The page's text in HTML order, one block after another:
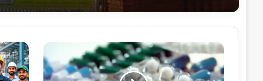
تعلیم
اور
صحت
کیلئے
کم
از
کم
ماہانہ